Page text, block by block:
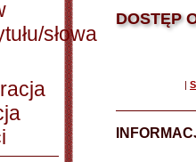
słowa
DOSTĘP
|